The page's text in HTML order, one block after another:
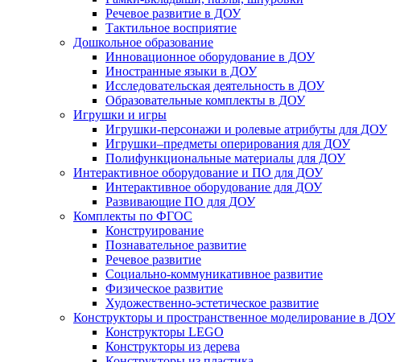
Речевое развитие в ДОУ
Тактильное восприятие
Дошкольное образование
Инновационное оборудование в ДОУ
Иностранные языки в ДОУ
Исследовательская деятельность в ДОУ
Образовательные комплекты в ДОУ
Игрушки и игры
Игрушки-персонажи и ролевые атрибуты для ДОУ
Игрушки–предметы оперирования для ДОУ
Полифункциональные материалы для ДОУ
Интерактивное оборудование и ПО для ДОУ
Интерактивное оборудование для ДОУ
Развивающие ПО для ДОУ
Комплекты по ФГОС
Конструирование
Познавательное развитие
Речевое развитие
Социально-коммуникативное развитие
Физическое развитие
Художественно-эстетическое развитие
Конструкторы и пространственное моделирование в ДОУ
Конструкторы LEGO
Конструкторы из дерева